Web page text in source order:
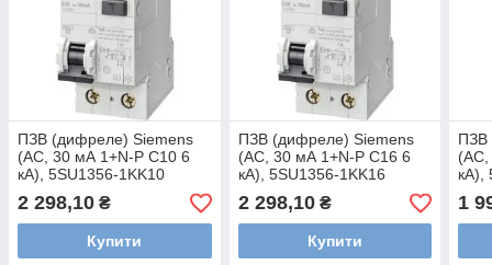
ПЗВ (дифреле) Siemens
(AC, 30 мА 1+N-P C10 6
кА), 5SU1356-1KK10
2 298,10 ₴
Купити
ПЗВ (дифреле) Siemens
(AC, 30 мА 1+N-P C16 6
кА), 5SU1356-1KK16
2 298,10₴
Купити
ПЗВ
кА),
1